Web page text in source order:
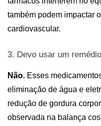
também podem impactar
cardiovascular.
3. Devo usar um remédio
Não. Esses
eliminação de água e
redução de gordura
observada na balança